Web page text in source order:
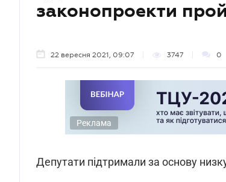
законопроекти
22 вересня 2021, 09:07 3747 0
Реклама
Депутати підтримали за основу